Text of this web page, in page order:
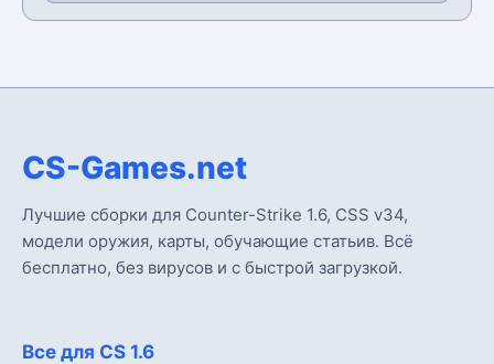
CS-Games.net
Лучшие сборки для Counter-Strike 1.6, CSS v34,
модели оружия, карты, обучающие статьив. Всё
бесплатно, без вирусов и с быстрой загрузкой.
Все для CS 1.6